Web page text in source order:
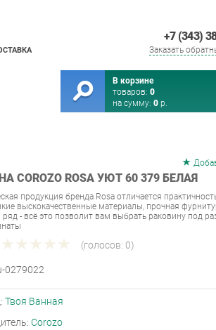
+7 (343)
Заказать
В корзине
товаров: 0
на сумму: 0 р.
COROZO ROSA УЮТ 60 379 БЕЛАЯ
продукция бренда Rosa отличается
выскокачественные материалы, прочная
- всё это позволит вам выбрать раковину под
(голосов: 0)
0279022
Твоя Ванная
Corozo